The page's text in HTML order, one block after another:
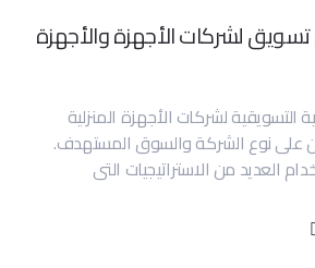
لشركات الأجهزة والأجهزة
التسويقية لشركات الأجهزة المنزلية
على نوع الشركة والسوق المستهدف.
العديد من الاستراتيجيات التي